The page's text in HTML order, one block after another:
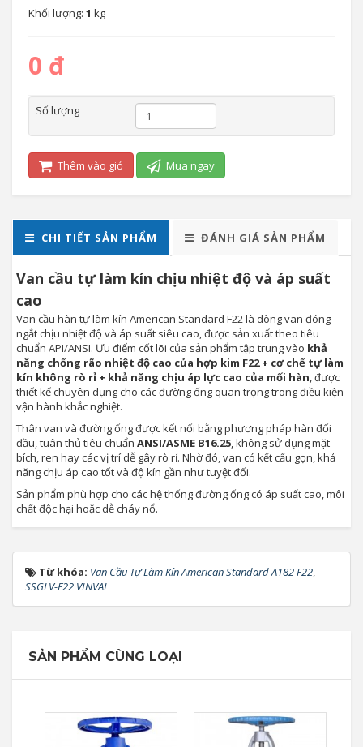
Khối lượng: 1 kg
0 đ
Số lượng
Thêm vào giỏ Mua ngay
CHI TIẾT SẢN PHẨM ĐÁNH GIÁ SẢN PHẨM
Van cầu tự làm kín chịu nhiệt độ và áp suất
cao
Van cầu hàn tự làm kín American Standard F22 là dòng van đóng
ngắt chịu nhiệt độ và áp suất siêu cao, được sản xuất theo tiêu
chuẩn API/ANSI. Ưu điểm cốt lõi của sản phẩm tập trung vào khả
năng chống rão nhiệt độ cao của hợp kim F22 + cơ chế tự làm
kín không rò rỉ + khả năng chịu áp lực cao của mối hàn, được
thiết kế chuyên dụng cho các đường ống quan trọng trong điều kiện
vận hành khắc nghiệt.
Thân van và đường ống được kết nối bằng phương pháp hàn đối
đầu, tuân thủ tiêu chuẩn ANSI/ASME B16.25, không sử dụng mặt
bích, ren hay các vị trí dễ gây rò rỉ. Nhờ đó, van có kết cấu gọn, khả
năng chịu áp cao tốt và độ kín gần như tuyệt đối.
Sản phẩm phù hợp cho các hệ thống đường ống có áp suất cao, môi
chất độc hại hoặc dễ cháy nổ.
Từ khóa: Van Cầu Tự Làm Kín American Standard A182 F22,
SSGLV-F22 VINVAL
SẢN PHẨM CÙNG LOẠI